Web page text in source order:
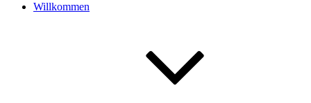
Willkommen